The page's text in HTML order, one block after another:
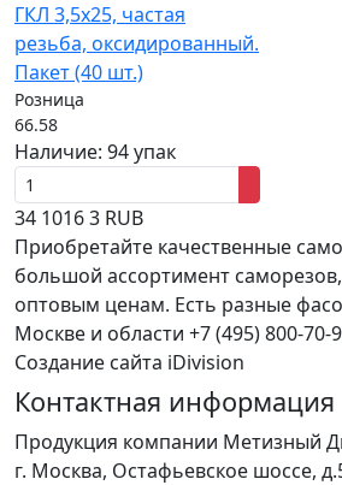
ГКЛ 3,5x25, частая
резьба, оксидированный.
Пакет (40 шт.)
Розница
66.58
Наличие: 94 упак
34 10163 RUB
Приобретайте качественные
большой ассортимент
оптовым ценам. Есть разные
Москве и области +7 (495) 800-70-
Создание сайта iDivision
Контактная информация
Продукция компании Метизный
г. Москва, Остафьевское шоссе,